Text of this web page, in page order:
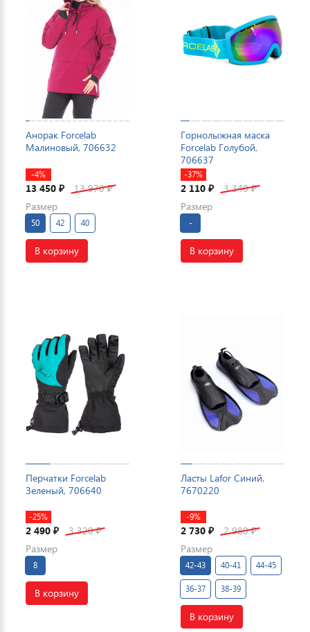
Анорак Forcelab
Малиновый, 706632
-4%
13 450 ₽ 13 970₽
Размер
50 42 40
В корзину
Горнолыжная маска
Forcelab Голубой,
706637
-37%
2 110 ₽ 3 340₽
Размер
-
В корзину
Перчатки Forcelab
Зеленый, 706640
-25%
2 490 ₽ 3 320₽
Размер
8
В корзину
Ласты Lafor Синий,
7670220
-9%
2 730 ₽ 2 980₽
Размер
42-43 40-41 44-45
36-37 38-39
В корзину